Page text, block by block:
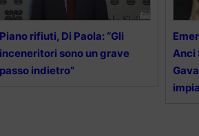
Piano rifiuti, Di Paola: “Gli
inceneritori sono un grave
passo indietro”
Anci